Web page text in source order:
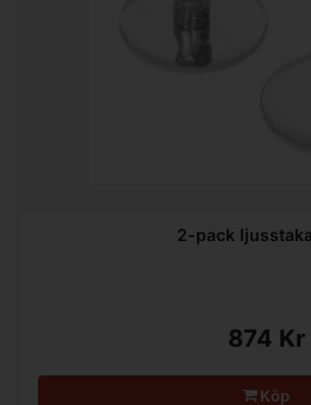
2-pack
874 Kr
Köp